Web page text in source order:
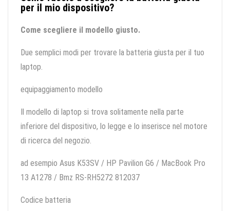
per il mio dispositivo?
Come scegliere il modello giusto.
Due semplici modi per trovare la batteria giusta per il tuo
laptop.
equipaggiamento modello
Il modello di laptop si trova solitamente nella parte
inferiore del dispositivo, lo legge e lo inserisce nel motore
di ricerca del negozio.
ad esempio Asus K53SV / HP Pavilion G6 / MacBook Pro
13 A1278 / Bmz RS-RH5272 812037
Codice batteria